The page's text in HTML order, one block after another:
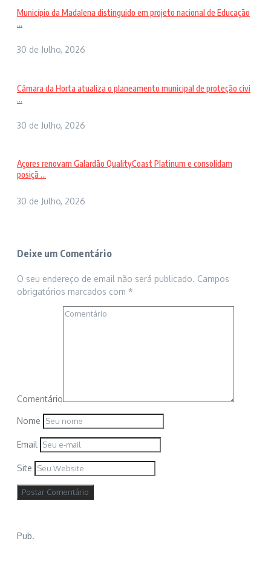
Município da Madalena distinguido em projeto nacional de Educação
...
30 de Julho, 2026
Câmara da Horta atualiza o planeamento municipal de proteção civi
...
30 de Julho, 2026
Açores renovam Galardão QualityCoast Platinum e consolidam
posiçã ...
30 de Julho, 2026
Deixe um Comentário
O seu endereço de email não será publicado. Campos
obrigatórios marcados com *
Comentário
Nome
Email
Site
Pub.